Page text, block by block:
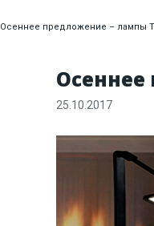
Осеннее
Осеннее предложение – лампы
25.10.2017